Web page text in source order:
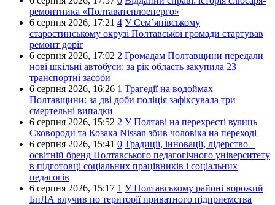
ремонтника «Полтаватеплоенерго»
6 серпня 2026, 17:21 4 У Сем’янівському
старостинському окрузі Полтавської громади стартував
ремонт доріг
6 серпня 2026, 17:02 2 Громадам Полтавщини передали
нові шкільні автобуси: за рік область закупила 23
транспортні засоби
6 серпня 2026, 16:26 1 Трагедії на водоймах
Полтавщини: за дві доби поліція зафіксувала три
смертельні випадки
6 серпня 2026, 15:52 2 У Полтаві на перехресті вулиць
Сковороди та Козака Nissan збив чоловіка на переході
6 серпня 2026, 15:41 0 Традиції, інновації, лідерство –
освітній бренд Полтавського педагогічного університету
в підготовці соціальних працівників і соціальних
педагогів
6 серпня 2026, 15:17 1 У Полтавському районі ворожий
БпЛА влучив по території приватного підприємства